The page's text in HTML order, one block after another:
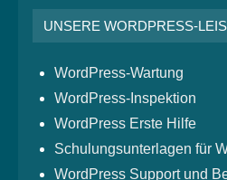
UNSERE WORDPRESS-
WordPress-Wartung
WordPress-Inspektion
WordPress Erste Hilfe
Schulungsunterlagen für
WordPress Support und